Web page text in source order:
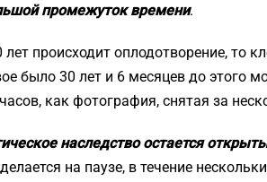
промежуток времени.
происходит оплодотворение, то
было 30 лет и 6 месяцев до этого
как фотография, снятая за
наследство остается
на паузе, в течение